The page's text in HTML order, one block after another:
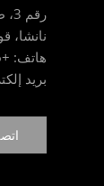
نانشا،
هاتف: +86-20-66851345
بريد